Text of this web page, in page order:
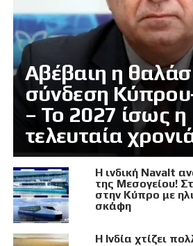
Αβέβαιη η
σύνδεση
– Το 2027 ίσως η
τελευταία
Η ινδική Navalt
της Μεσογείου!
στην Κύπρο με
σκάφη
Η Ινδία χτίζει